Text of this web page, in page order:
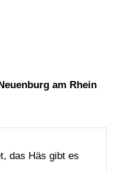
am Rhein
das Häs gibt es